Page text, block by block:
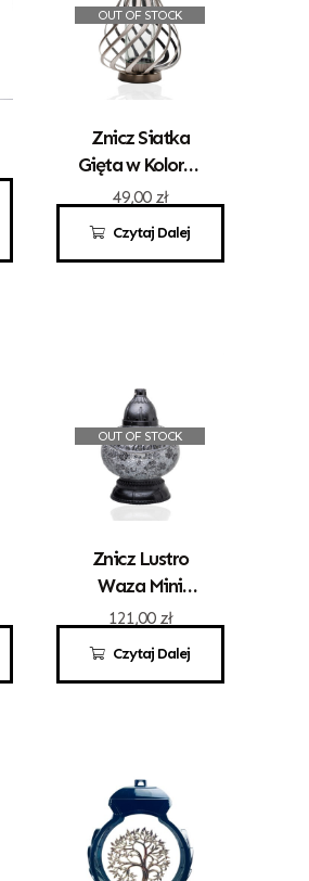
OUT OF STOCK
Czytaj Dalej
Znicz Siatka
Gięta w Kolorze
Złotym
49,00 zł
OUT OF STOCK
Czytaj Dalej
Znicz Lustro
Waza Mini
Srebrna
121,00 zł